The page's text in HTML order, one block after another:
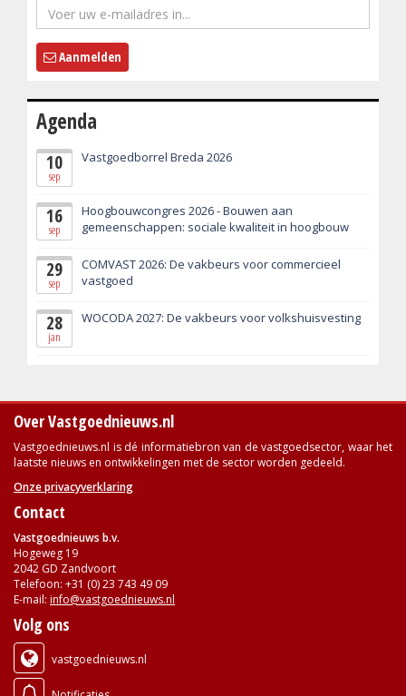
Aanmelden
Agenda
10
sep
Vastgoedborrel Breda 2026
16
sep
Hoogbouwcongres 2026 - Bouwen aan
gemeenschappen: sociale kwaliteit in hoogbouw
29
sep
COMVAST 2026: De vakbeurs voor commercieel
vastgoed
28
jan
WOCODA 2027: De vakbeurs voor volkshuisvesting
Over Vastgoednieuws.nl
Vastgoednieuws.nl is dé informatiebron van de vastgoedsector, waar het
laatste nieuws en ontwikkelingen met de sector worden gedeeld.
Onze privacyverklaring
Contact
Vastgoednieuws b.v.
Hogeweg 19
2042 GD Zandvoort
Telefoon: +31 (0) 23 743 49 09
E-mail: info@vastgoednieuws.nl
Volg ons
vastgoednieuws.nl